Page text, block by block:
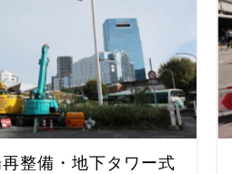
整備・地下タワー式